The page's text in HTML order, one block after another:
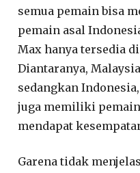
semua pemain bisa
pemain asal
Max hanya tersedia
Diantaranya,
sedangkan
juga memiliki
mendapat
Garena tidak